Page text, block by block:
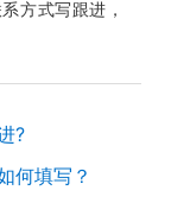
方式写跟进，
?
何填写？